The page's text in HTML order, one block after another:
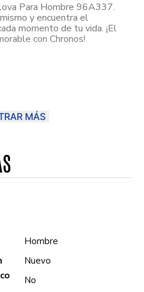
Para Hombre 96A337.
y encuentra el
momento de tu vida. ¡El
con Chronos!
MÁS
Hombre
Nuevo
No